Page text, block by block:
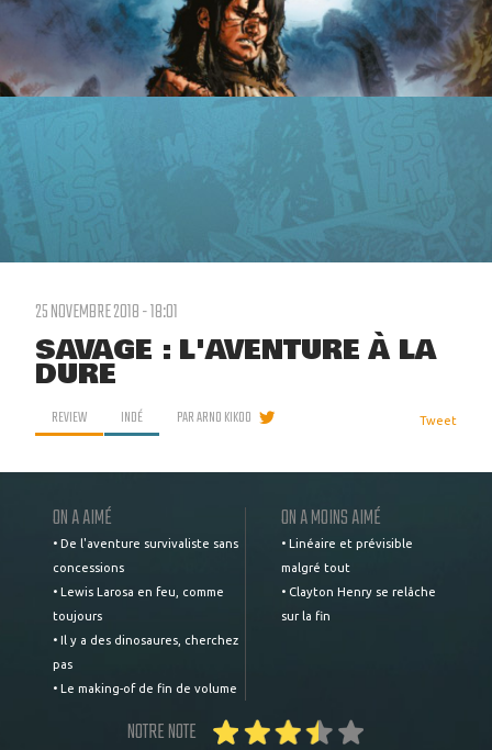
25 NOVEMBRE 2018 - 18:01
SAVAGE : L'AVENTURE À LA
DURE
REVIEW INDÉ PARARNO KIKOO Tweet
ON A AIMÉ
• De l'aventure survivaliste sans
concessions
• Lewis Larosa en feu, comme
toujours
• Il y a des dinosaures, cherchez
pas
• Le making-of de fin de volume
ON A MOINS AIMÉ
• Linéaire et prévisible
malgré tout
• Clayton Henry se relâche
sur la fin
NOTRE NOTE